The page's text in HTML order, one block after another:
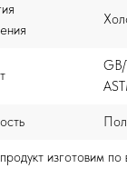
изготовим